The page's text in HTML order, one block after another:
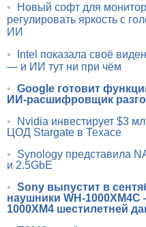
•
Новый софт для
регулировать яркость с
ИИ
•
Intel показала своё
— и ИИ тут ни при чём
• Google готовит
ИИ-расшифровщик
•
Nvidia инвестирует $3
ЦОД Stargate в Техасе
•
Synology представила
и 2.5GbE
• Sony выпустит в
наушники WH-
1000XM4 шестилетней